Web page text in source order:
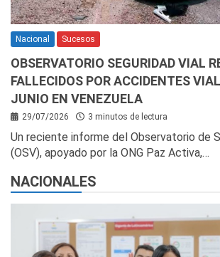
Nacional Sucesos
OBSERVATORIO SEGURIDAD VIAL
FALLECIDOS POR ACCIDENTES
JUNIO EN VENEZUELA
29/07/2026 3 minutos de lectura
Un reciente informe del Observatorio de
(OSV), apoyado por la ONG Paz Activa,…
NACIONALES